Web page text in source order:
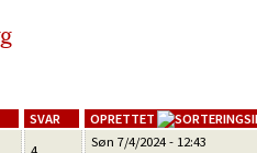
SVAR OPRETTET
Søn 7/4/2024 - 12:43